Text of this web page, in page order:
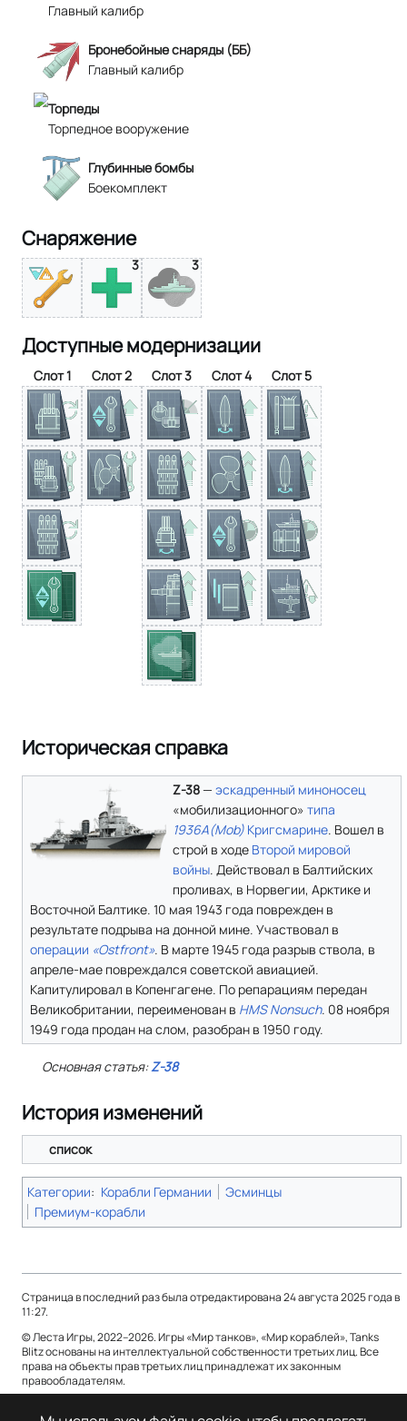
Главный калибр
Бронебойные снаряды (ББ)
Главный калибр
Торпеды
Торпедное вооружение
Глубинные бомбы
Боекомплект
Снаряжение
3 3
Доступные модернизации
Слот 1 Слот 2 Слот 3 Слот 4 Слот 5
Историческая справка
Z-38— эскадренный миноносец
«мобилизационного» типа
1936A(Mob) Кригсмарине. Вошел в
строй в ходе Второй мировой
войны. Действовал в Балтийских
проливах, в Норвегии, Арктике и
Восточной Балтике. 10 мая 1943 года поврежден в
результате подрыва на донной мине. Участвовал в
операции «Ostfront». В марте 1945 года разрыв ствола, в
апреле-мае повреждался советской авиацией.
Капитулировал в Копенгагене. По репарациям передан
Великобритании, переименован в HMS Nonsuch. 08 ноября
1949 года продан на слом, разобран в 1950 году.
Основная статья:Z-38
История изменений
список
Категории: Корабли Германии
Эсминцы
Премиум-корабли
Страница в последний раз была отредактирована 24 августа 2025 года в
11:27.
© Леста Игры, 2022–2026. Игры «Мир танков», «Мир кораблей», Tanks
Blitz основаны на интеллектуальной собственности третьих лиц. Все
права на объекты прав третьих лиц принадлежат их законным
правообладателям.